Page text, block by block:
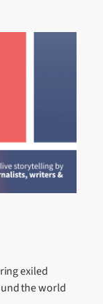
exiled
the world